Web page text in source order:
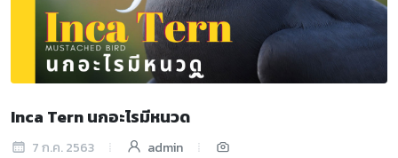
Inca Tern นกอะไรมีหนวด
7 ก.ค. 2563 admin